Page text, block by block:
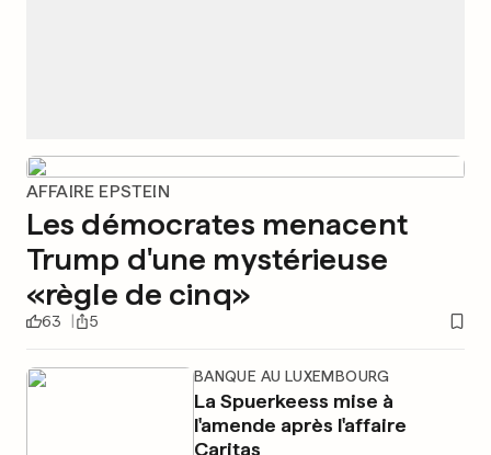
AFFAIRE EPSTEIN
Les démocrates menacent
Trump d'une mystérieuse
«règle de cinq»
63 5
BANQUE AU LUXEMBOURG
La Spuerkeess mise à
l'amende après l'affaire
Caritas